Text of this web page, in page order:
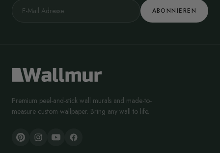
ABONNIEREN
Premium peel-and-stick wall murals and made-to-
measure custom wallpaper. Bring any wall to life.